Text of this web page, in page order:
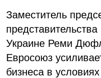
Заместитель
Украине Реми
Евросоюз
бизнеса в